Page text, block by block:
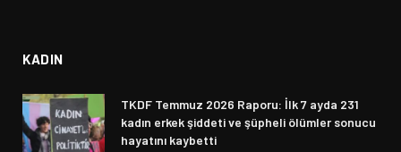
KADIN
TKDF Temmuz 2026 Raporu: İlk 7 ayda 231
kadın erkek şiddeti ve şüpheli ölümler sonucu
hayatını kaybetti